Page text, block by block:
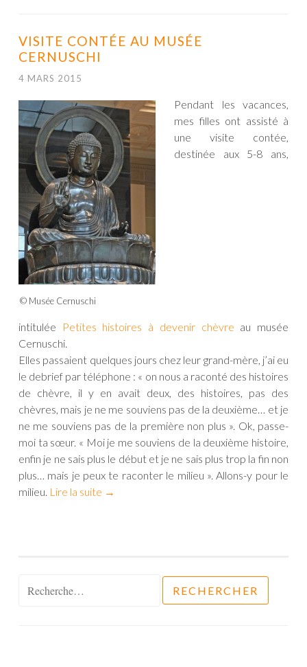
VISITE CONTÉE AU MUSÉE
CERNUSCHI
4 MARS 2015
© Musée Cernuschi
Pendant les vacances,
mes filles ont assisté à
une visite contée,
destinée aux 5-8 ans,
intitulée Petites histoires à devenir chèvre au musée
Cernuschi.
Elles passaient quelques jours chez leur grand-mère, j’ai eu
le debrief par téléphone : « on nous a raconté des histoires
de chèvre, il y en avait deux, des histoires, pas des
chèvres, mais je ne me souviens pas de la deuxième… et je
ne me souviens pas de la première non plus ». Ok, passe-
moi ta sœur. « Moi je me souviens de la deuxième histoire,
enfin je ne sais plus le début et je ne sais plus trop la fin non
plus… mais je peux te raconter le milieu ». Allons-y pour le
milieu. Lire la suite →
Rechercher :